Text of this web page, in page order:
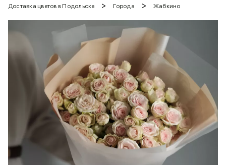
Доставка цветов в Подольске > Города > Жабкино